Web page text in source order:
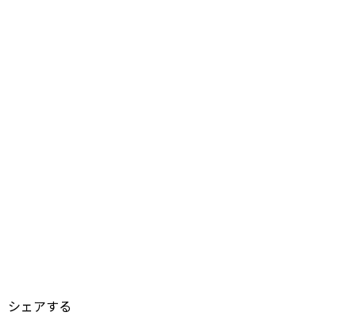
シェアする